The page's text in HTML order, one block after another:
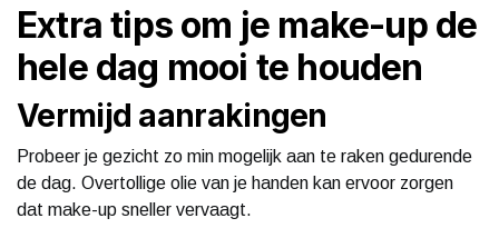
Extra tips om je make-up de
hele dag mooi te houden
Vermijd aanrakingen
Probeer je gezicht zo min mogelijk aan te raken gedurende
de dag. Overtollige olie van je handen kan ervoor zorgen
dat make-up sneller vervaagt.